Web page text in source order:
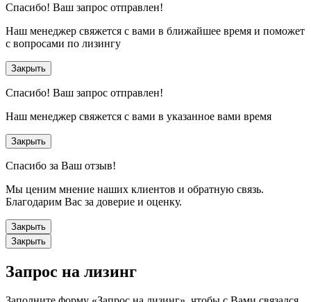
Спасибо! Ваш запрос отправлен!
Наш менеджер свяжется с вами в ближайшее время и поможет
с вопросами по лизингу
Закрыть
Спасибо! Ваш запрос отправлен!
Наш менеджер свяжется с вами в указанное вами время
Закрыть
Спасибо за Ваш отзыв!
Мы ценим мнение наших клиентов и обратную связь.
Благодарим Вас за доверие и оценку.
Закрыть
Закрыть
Запрос на лизинг